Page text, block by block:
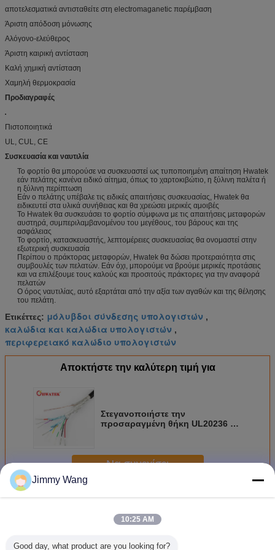
αποτελεσματικά αντισταθείτε στη electromaganetic παρέμβαση
Άριστη απόδοση μόνωσης
Αλόγονο-ελεύθερος
Άριστη καιρική αντίσταση
Καλή χημική αντίσταση
Χαμηλή θερμοκρασία
Προδιαγραφές
Πιστοποιητικά
UL, CUL, CE
Συσκευασία και ναυτιλία
Το φορτίο θα μπορούσε να συσκευαστεί ως τυποποιημένη απαίτηση Hwatek
εάν πελάτης κανένα ειδικό αίτημα, όπως το χαρτοκιβώτιο, η ξύλινη παλέτα ή
η ξύλινη περίπτωση
Εάν ο πελάτης υπέβαλε τις ειδικές απαιτήσεις συσκευασίας, Hwatek θα
ειδικευτεί στα υλικά συνήθειας και θα χρεώσει μερικές αμοιβές
Το Hwatek θα συσκευάσει το φορτίο σύμφωνα με τις απαιτήσεις μεταφορών
αυστηρά, συμπεριλαμβανομένου του μεγέθους, του βάρους και της
ασφάλειας
Το φορτίο, κατασκευαστής, λεπτομέρειες συσκευασίας θα ονομαστεί στην
εξωτερική συσκευασία
Περίπου ο πράκτορας μεταφορών, Hwatek θα δώσει προτεραιότητα στις
συμβουλές των πελατών. Εάν όχι, μπορούμε να βρούμε μερικές προτάσεις
και να επιλέξουμε τους καλούς και προσιτούς πράκτορες για την αναφορά
πελατών
Ο όρος ναυτιλίας, αυτό εξαρτάται από την αξία των αγαθών και της θέλησης
του πελάτη.
Ετικέττες: μόλυβδοι σύνδεσης υπολογιστών ,
καλώδια και καλώδια υπολογιστών ,
περιφερειακό καλώδιο υπολογιστών
Αποκτήστε την καλύτερη τιμή για
Στεγανοποιήστε την
προσαραγμένη θήκη UL20236 36
Να συνεχίσει
ΠερισσότεροιΚαλώδια σύνδεσης υπολογιστών
Jimmy Wang
10:25 AM
Good day, what product are you looking for?